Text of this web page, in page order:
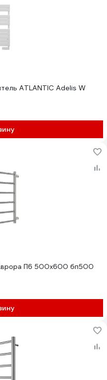
ATLANTIC Adelis W
П6 500x600 бп500